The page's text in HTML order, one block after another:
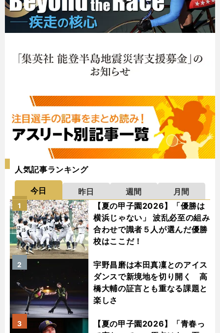
人気記事ランキング
今日 昨日 週間
月間
【夏の甲子園2026】「優勝は
横浜じゃない」 波乱必至の組み
合わせで識者５人が選んだ優勝
校はここだ！
1
宇野昌磨は本田真凜とのアイス
ダンスで新境地を切り開く 高
橋大輔の証言とも重なる課題と
楽しさ
2
【夏の甲子園2026】「青春っ
3